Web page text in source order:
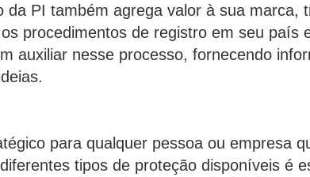
PI também agrega valor à sua marca,
procedimentos de registro em seu país
auxiliar nesse processo, fornecendo
para qualquer pessoa ou empresa
tipos de proteção disponíveis é